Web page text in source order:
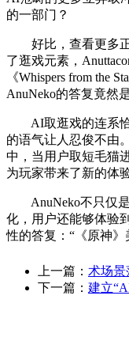
的一部门？
好比，查看更多正
了逛戏元素，
《Whispers from the
AnuNeko的答复竟然
AI取逛戏的连系恰
的语气让人忍俊不由
中，当用户取短毛猫
为玩家带来了新的体验
AnuNeko不只仅是
化，用户还能够体验
性的答复：“《原神》
上一篇： 术场景
下一篇： 建立